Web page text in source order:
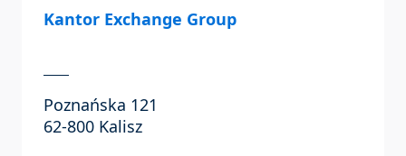
Kantor Exchange Group
Poznańska 121
62-800 Kalisz